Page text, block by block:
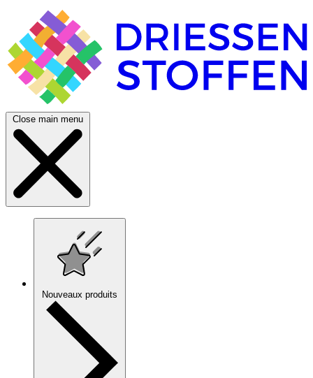
Close main menu
Nouveaux produits